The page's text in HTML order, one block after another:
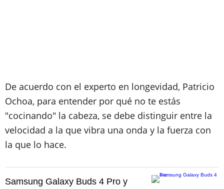
De acuerdo con el experto en longevidad, Patricio
Ochoa, para entender por qué no te estás
"cocinando" la cabeza, se debe distinguir entre la
velocidad a la que vibra una onda y la fuerza con
la que lo hace.
Samsung Galaxy Buds 4 Pro y